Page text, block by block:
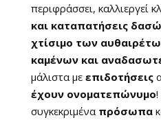
περιφράσσει, καλλιεργεί
και καταπατήσεις
χτίσιμο των
καμένων και
μάλιστα με επιδοτήσεις
έχουν ονοματεπώνυμο
συγκεκριμένα πρόσωπα